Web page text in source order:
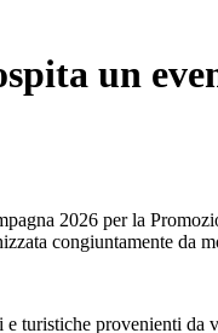
un
2026 per la
congiuntamente da
turistiche provenienti